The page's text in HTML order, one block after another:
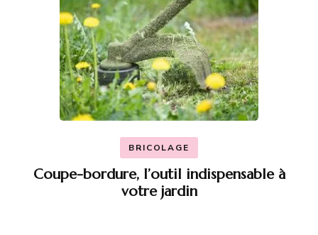
BRICOLAGE
Coupe-bordure, l’outil indispensable à
votre jardin